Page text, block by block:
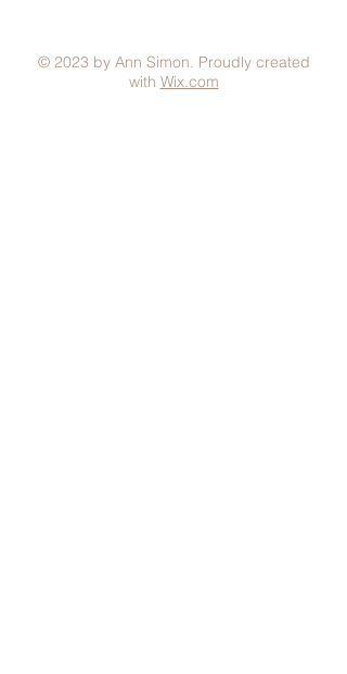
© 2023 by Ann Simon. Proudly created
with Wix.com